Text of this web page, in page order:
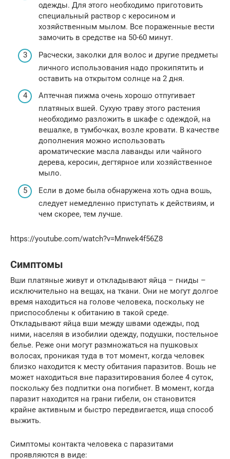
одежды. Для этого необходимо приготовить
специальный раствор с керосином и
хозяйственным мылом. Все пораженные вести
замочить в средстве на 50-60 минут.
Расчески, заколки для волос и другие предметы
личного использования надо прокипятить и
оставить на открытом солнце на 2 дня.
Аптечная пижма очень хорошо отпугивает
платяных вшей. Сухую траву этого растения
необходимо разложить в шкафе с одеждой, на
вешалке, в тумбочках, возле кровати. В качестве
дополнения можно использовать
ароматические масла лаванды или чайного
дерева, керосин, дегтярное или хозяйственное
мыло.
Если в доме была обнаружена хоть одна вошь,
следует немедленно приступать к действиям, и
чем скорее, тем лучше.
https://youtube.com/watch?v=Mnwek4f56Z8
Симптомы
Вши платяные живут и откладывают яйца – гниды –
исключительно на вещах, на ткани. Они не могут долгое
время находиться на голове человека, поскольку не
приспособлены к обитанию в такой среде.
Откладывают яйца вши между швами одежды, под
ними, населяя в изобилии одежду, подушки, постельное
белье. Реже они могут размножаться на пушковых
волосах, проникая туда в тот момент, когда человек
близко находится к месту обитания паразитов. Вошь не
может находиться вне паразитирования более 4 суток,
поскольку без подпитки она погибнет. В момент, когда
паразит находится на грани гибели, он становится
крайне активным и быстро передвигается, ища способ
выжить.
Симптомы контакта человека с паразитами
проявляются в виде: